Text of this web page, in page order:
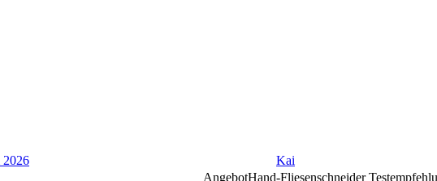
2026 Kai
AngebotHand-Fliesenschneider